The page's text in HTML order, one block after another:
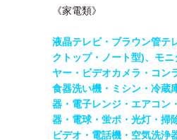
《家電類》
液晶テレビ・ブラウン管テ
クトップ・ノート型)、モニ
ヤー・ビデオカメラ・コン
食器洗い機・ミシン・ 冷蔵
器・電子レンジ・エアコン・
器・電球・蛍ポ・光灯・掃
ビデオ・電話機・ 空気洗浄